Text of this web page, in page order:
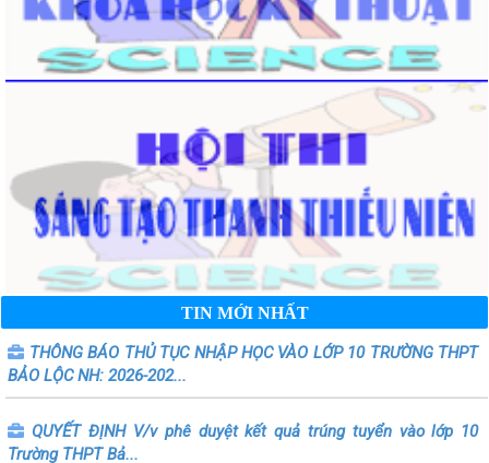
TIN MỚI NHẤT
THÔNG BÁO THỦ TỤC NHẬP HỌC VÀO LỚP 10 TRƯỜNG THPT
BẢO LỘC NH: 2026-202...
QUYẾT ĐỊNH V/v phê duyệt kết quả trúng tuyển vào lớp 10
Trường THPT Bả...